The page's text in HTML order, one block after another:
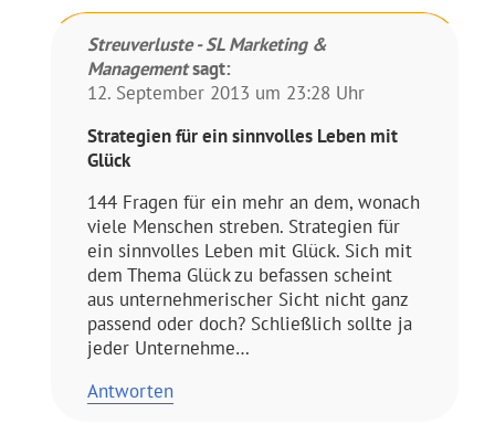
Streuverluste - SL Marketing &
Managementsagt:
12. September 2013 um 23:28 Uhr
Strategien für ein sinnvolles Leben mit
Glück
144 Fragen für ein mehr an dem, wonach
viele Menschen streben. Strategien für
ein sinnvolles Leben mit Glück. Sich mit
dem Thema Glück zu befassen scheint
aus unternehmerischer Sicht nicht ganz
passend oder doch? Schließlich sollte ja
jeder Unternehme…
Antworten